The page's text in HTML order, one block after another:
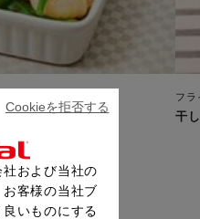
立て
フラ
干
および当社の
客様の当社ブ
いものにする
Cookieを拒否する